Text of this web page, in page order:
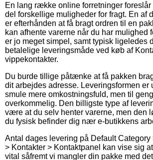
En lang række online forretninger foreslår
del forskellige muligheder for fragt. En af
er efterhånden at få bragt ordren til en
kan afhente varerne når du har mulighed
er jo meget simpel, samt typisk ligeledes
betalelige leveringsmåde ved køb af
vippekontakter.
Du burde tillige påtænke at få pakken
dit arbejdes adresse. Leveringsformen er
smule mere omkostningsfuld, men til
overkommelig. Den billigste type af
være at du selv henter varerne, men den
du fysisk befinder dig nær e-butikkens
Antal dages levering på Default Category
> Kontakter > Kontaktpanel kan vise sig
vital såfremt vi mangler din pakke med